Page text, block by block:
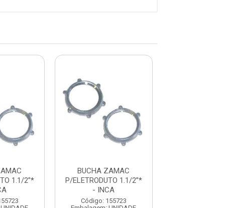
1.1/2”*
BUCHA ZAMAC
P/ELETRODUTO 1.1/2”*
- INCA
Código: 155723